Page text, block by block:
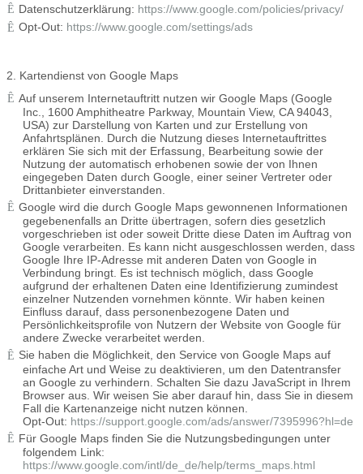
Datenschutzerklärung: https://www.google.com/policies/privacy/
Opt-Out: https://www.google.com/settings/ads
2. Kartendienst von Google Maps
Auf unserem Internetauftritt nutzen wir Google Maps (Google
Inc., 1600 Amphitheatre Parkway, Mountain View, CA 94043,
USA) zur Darstellung von Karten und zur Erstellung von
Anfahrtsplänen. Durch die Nutzung dieses Internetauftrittes
erklären Sie sich mit der Erfassung, Bearbeitung sowie der
Nutzung der automatisch erhobenen sowie der von Ihnen
eingegeben Daten durch Google, einer seiner Vertreter oder
Drittanbieter einverstanden.
Google wird die durch Google Maps gewonnenen Informationen
gegebenenfalls an Dritte übertragen, sofern dies gesetzlich
vorgeschrieben ist oder soweit Dritte diese Daten im Auftrag von
Google verarbeiten. Es kann nicht ausgeschlossen werden, dass
Google Ihre IP-Adresse mit anderen Daten von Google in
Verbindung bringt. Es ist technisch möglich, dass Google
aufgrund der erhaltenen Daten eine Identifizierung zumindest
einzelner Nutzenden vornehmen könnte. Wir haben keinen
Einfluss darauf, dass personenbezogene Daten und
Persönlichkeitsprofile von Nutzern der Website von Google für
andere Zwecke verarbeitet werden.
Sie haben die Möglichkeit, den Service von Google Maps auf
einfache Art und Weise zu deaktivieren, um den Datentransfer
an Google zu verhindern. Schalten Sie dazu JavaScript in Ihrem
Browser aus. Wir weisen Sie aber darauf hin, dass Sie in diesem
Fall die Kartenanzeige nicht nutzen können.
Opt-Out: https://support.google.com/ads/answer/7395996?hl=de
Für Google Maps finden Sie die Nutzungsbedingungen unter
folgendem Link:
https://www.google.com/intl/de_de/help/terms_maps.html